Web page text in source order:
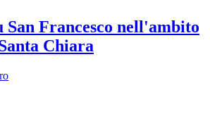
San Francesco nell'ambito
Chiara